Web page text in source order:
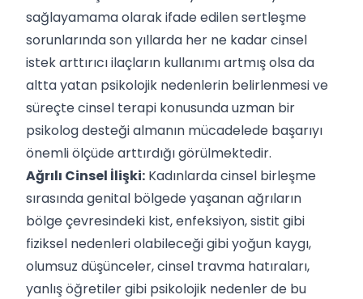
sağlayamama olarak ifade edilen sertleşme
sorunlarında son yıllarda her ne kadar cinsel
istek arttırıcı ilaçların kullanımı artmış olsa da
altta yatan psikolojik nedenlerin belirlenmesi ve
süreçte cinsel terapi konusunda uzman bir
psikolog desteği almanın mücadelede başarıyı
önemli ölçüde arttırdığı görülmektedir.
Ağrılı Cinsel İlişki: Kadınlarda cinsel birleşme
sırasında genital bölgede yaşanan ağrıların
bölge çevresindeki kist, enfeksiyon, sistit gibi
fiziksel nedenleri olabileceği gibi yoğun kaygı,
olumsuz düşünceler, cinsel travma hatıraları,
yanlış öğretiler gibi psikolojik nedenler de bu